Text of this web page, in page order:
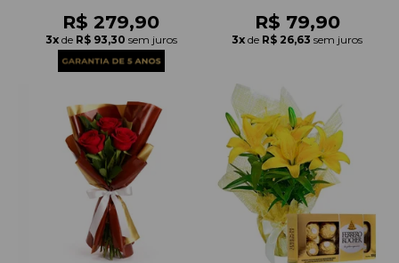
R$ 279,90
3x de R$ 93,30 sem juros
R$ 79,90
3x de R$ 26,63 sem juros